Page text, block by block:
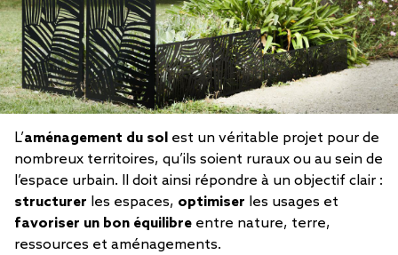
L’aménagement du sol est un véritable projet pour de
nombreux territoires, qu’ils soient ruraux ou au sein de
l’espace urbain. Il doit ainsi répondre à un objectif clair :
structurer les espaces, optimiser les usages et
favoriser un bon équilibre entre nature, terre,
ressources et aménagements.